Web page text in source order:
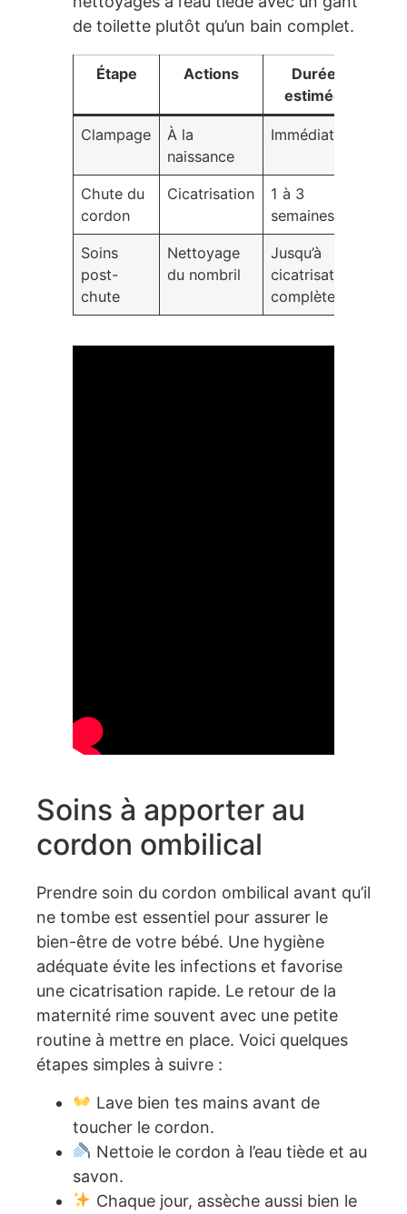
de toilette plutôt qu’un bain complet.
Étape Actions
Durée
estimée
Clampage
À la
naissance
Immédiat
Chute du
cordon
Cicatrisation
1 à 3
semaines
Soins
post-
chute
Nettoyage
du nombril
Jusqu’à
cicatrisation
complète
Soins à apporter au
cordon ombilical
Prendre soin du cordon ombilical avant qu’il
ne tombe est essentiel pour assurer le
bien-être de votre bébé. Une hygiène
adéquate évite les infections et favorise
une cicatrisation rapide. Le retour de la
maternité rime souvent avec une petite
routine à mettre en place. Voici quelques
étapes simples à suivre :
Lave bien tes mains avant de
toucher le cordon.
Nettoie le cordon à l’eau tiède et au
savon.
Chaque jour, assèche aussi bien le